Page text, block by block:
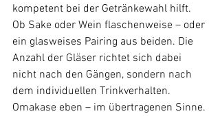
kompetent bei der Getränkewahl hilft.
Ob Sake oder Wein flaschenweise – oder
ein glasweises Pairing aus beiden. Die
Anzahl der Gläser richtet sich dabei
nicht nach den Gängen, sondern nach
dem individuellen Trinkverhalten.
Omakase eben – im übertragenen Sinne.